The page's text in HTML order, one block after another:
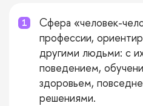
Сфера «человек-
профессии,
другими людьми: с
поведением,
здоровьем,
решениями.